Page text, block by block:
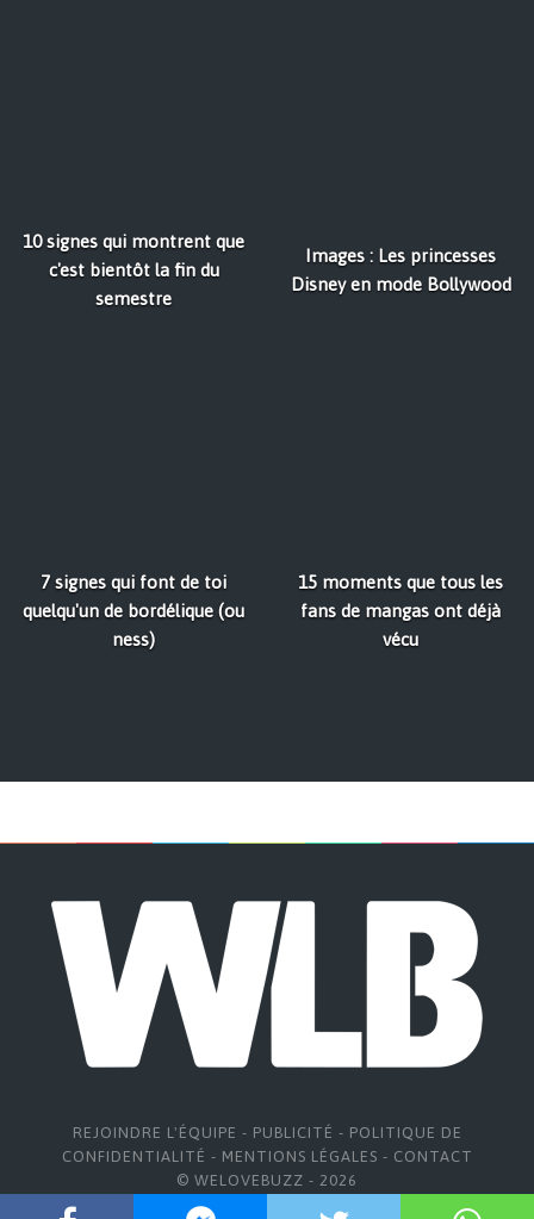
10 signes qui montrent que
c'est bientôt la fin du
semestre
Images : Les princesses
Disney en mode Bollywood
7 signes qui font de toi
quelqu'un de bordélique (ou
ness)
15 moments que tous les
fans de mangas ont déjà
vécu
REJOINDRE L'ÉQUIPE - PUBLICITÉ - POLITIQUE DE
CONFIDENTIALITÉ - MENTIONS LÉGALES - CONTACT
© WELOVEBUZZ - 2026